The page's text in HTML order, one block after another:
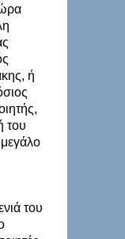
ή
του
του